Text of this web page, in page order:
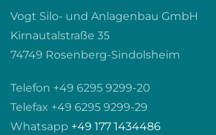
Vogt Silo- und Anlagenbau GmbH
Kirnautalstraße 35
74749 Rosenberg-Sindolsheim
Telefon +49 6295 9299-20
Telefax +49 6295 9299-29
Whatsapp +49 177 1434486